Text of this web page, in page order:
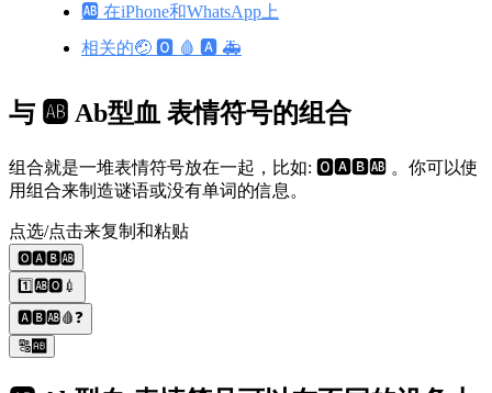
🆎 在iPhone和WhatsApp上
相关的🤕 🅾️ 🩸 🅰️ 🚑
与 🆎 Ab型血 表情符号的组合
组合就是一堆表情符号放在一起，比如: 🅾️🅰️🅱️🆎 。你可以使
用组合来制造谜语或没有单词的信息。
点选/点击来复制和粘贴
🅾️🅰️🅱️🆎
1️⃣🆎🅾️💉
🅰️🅱️🆎🩸❓
🔠🆎